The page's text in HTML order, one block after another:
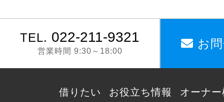
TEL. 022-211-9321
営業時間 9:30～18:00
お
借りたい お役立ち情報
オーナ